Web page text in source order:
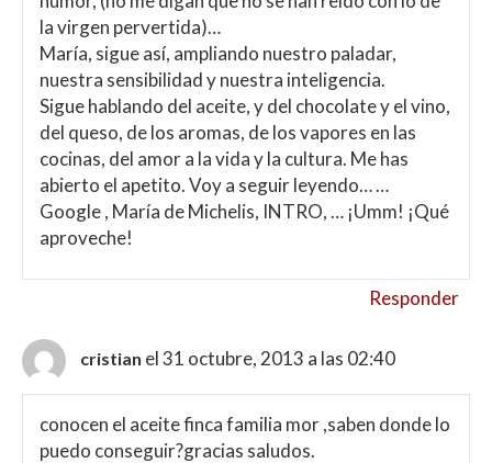
la virgen pervertida)…
María, sigue así, ampliando nuestro paladar,
nuestra sensibilidad y nuestra inteligencia.
Sigue hablando del aceite, y del chocolate y el vino,
del queso, de los aromas, de los vapores en las
cocinas, del amor a la vida y la cultura. Me has
abierto el apetito. Voy a seguir leyendo… …
Google , María de Michelis, INTRO, … ¡Umm! ¡Qué
aproveche!
Responder
cristian el 31 octubre, 2013 a las 02:40
conocen el aceite finca familia mor ,saben donde lo
puedo conseguir?gracias saludos.